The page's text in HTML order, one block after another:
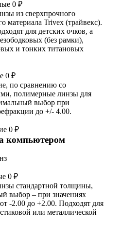
0 ₽
из сверхпрочного
материала Trivex (трайвекс).
для детских очков, а
(без рамки),
и тонких титановых
0 ₽
по сравнению со
полимерные линзы для
выбор при
до +/- 4.00.
0 ₽
компьютером
0 ₽
стандартной толщины,
выбор – при значениях
-2.00 до +2.00. Подходят для
или металлической